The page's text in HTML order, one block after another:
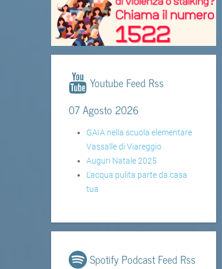
Youtube Feed Rss
07 Agosto 2026
GAIA nella scuola elementare
Vassalle di Viareggio
Auguri Natale 2025
L'acqua pulita parte da casa
tua
Spotify Podcast Feed Rss